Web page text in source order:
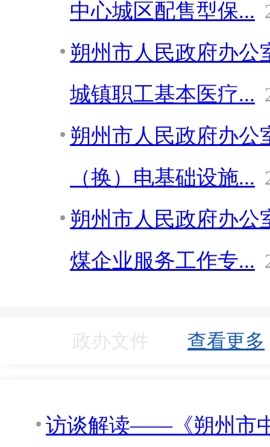
中心城区配售型保...
朔州市人民政府办公
城镇职工基本医疗...
朔州市人民政府办公
（换）电基础设施...
朔州市人民政府办公
煤企业服务工作专...
查看更多
政办文件
访谈解读——《朔州市